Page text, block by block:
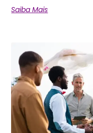
Saiba Mais